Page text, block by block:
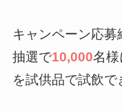
キャンペーン応募
抽選で10,000名様
を試供品で試飲で